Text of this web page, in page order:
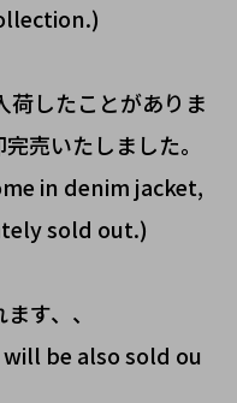
荷したことがありま
売いたしました。
in denim jacket,
sold out.)
す、、
be also sold ou